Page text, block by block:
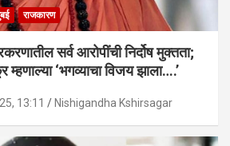
राजकारण
सर्व आरोपींची निर्दोष मुक्तता;
म्हणाल्या ‘भगव्याचा विजय झाला….’
13:11 Nishigandha Kshirsagar